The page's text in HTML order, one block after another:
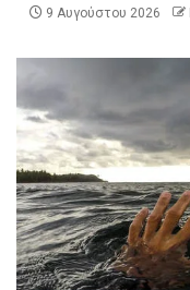
9 Αυγούστου 2026